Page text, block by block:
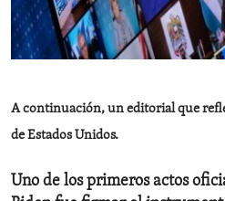
ENVIRONMENT AND HEALTH
IDEALS AND INSTITUTIONS
A continuación, un editorial que
de Estados Unidos.
Uno de los primeros actos